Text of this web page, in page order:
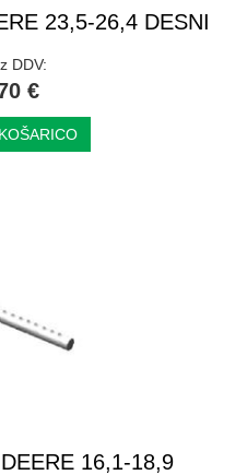
23,5-26,4 DESNI
DDV:
€
16,1-18,9